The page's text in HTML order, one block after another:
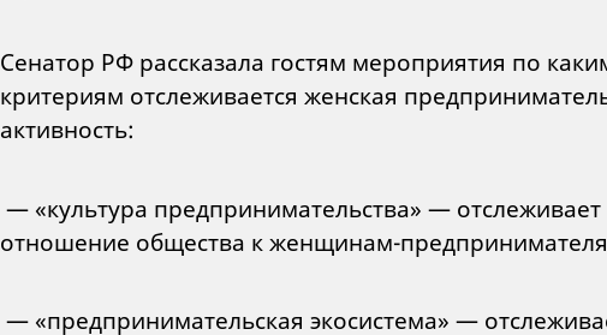
Сенатор РФ рассказала гостям мероприятия по
критериям отслеживается женская
активность:
— «культура предпринимательства» — отслеживает
отношение общества к женщинам-
— «предпринимательская экосистема» —